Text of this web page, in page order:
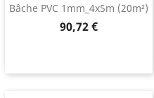
Bâche PVC 1mm_4x5m (20m²)
Prix
90,72 €